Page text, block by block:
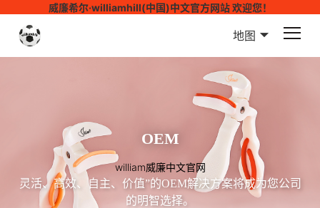
威廉希尔·williamhill(中国)中文官方网站 欢迎您！
地图
OEM
william威廉中文官网
灵活、高效、自主、价值”的OEM解决方案将成为您公司
的明智选择。